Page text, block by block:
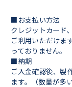
■お支払い方法
クレジットカード
ご利用いただけま
っておりません。
■納期
ご入金確認後、製
ます。（数量が多